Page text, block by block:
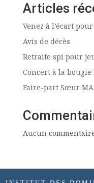
Articles
Venez à l’écart
Avis de décès
Retraite spi pour
Concert à la bougie
Faire-part Sœur
Aucun